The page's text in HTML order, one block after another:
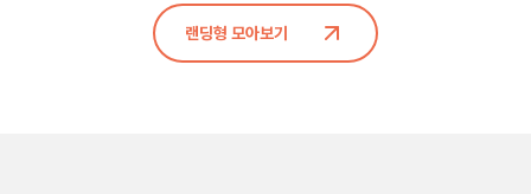
랜딩형 모아보기